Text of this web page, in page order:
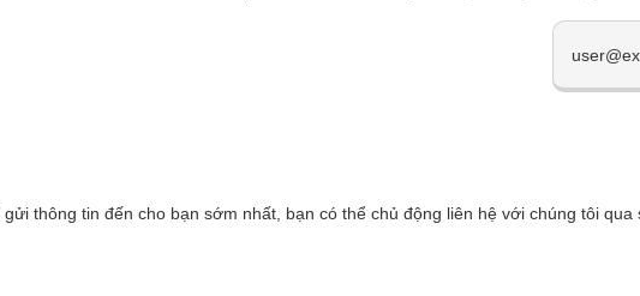
thông tin đến cho bạn sớm nhất, bạn có thể chủ động liên hệ với chúng tôi